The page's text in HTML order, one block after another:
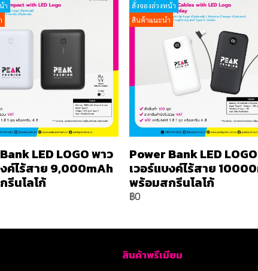
า
LED LOGO พาว
ค์ไร้สาย 9,000mAh
นโลโก้
สั่งจองล่วงหน้า
สินค้าแนะนำ
Power Bank LED
เวอร์แบงค์ไร้สาย
พร้อมสกรีนโลโก้
฿0
สินค้าพรีเมียม